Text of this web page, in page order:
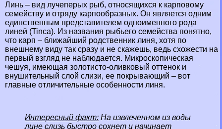
Линь – вид лучеперых рыб, относящихся к карповому
семейству и отряду карпообразных. Он является одним
единственным представителем одноименного рода
линей (Tinca). Из названия рыбьего семейства понятно,
что карп – ближайший родственник линя, хотя по
внешнему виду так сразу и не скажешь, ведь схожести на
первый взгляд не наблюдается. Микроскопическая
чешуя, имеющая золотисто-оливковый оттенок и
внушительный слой слизи, ее покрывающий – вот
главные отличительные особенности линя.
Интересный факт: На извлеченном из воды
лине слизь быстро сохнет и начинает